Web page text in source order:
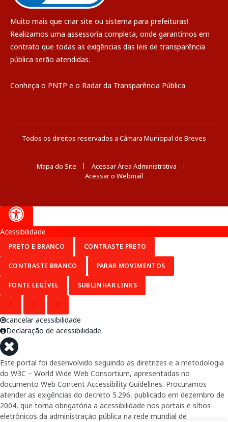
Muito mais que criar site ou sistema para prefeituras!
Realizamos uma assessoria completa, onde garantimos em
contrato que todas as exigências das leis de transparência
pública serão atendidas.
Conheça o PNTP e o Radar da Transparência Pública
Todos os direitos reservados a Câmara Municipal de Breves
Mapa do Site
Acessar Área Administrativa
Acessar o Webmail
Acessibilidade
PRETO E BRANCO CONTRASTE PRETO
CONTRASTE BRANCO PARAR MOVIMENTOS
FONTE LEGÍVEL SUBLINHAR LINKS
cancelar acessibilidade
Declaração de acessibilidade
Este portal foi desenvolvido seguindo as diretrizes e a metodologia
do W3C – World Wide Web Consortium, apresentadas no
documento Web Content Accessibility Guidelines. Procuramos
atender as exigências do decreto 5.296, publicado em dezembro de
2004, que torna obrigatória a acessibilidade nos portais e sítios
eletrônicos da administração pública na rede mundial de